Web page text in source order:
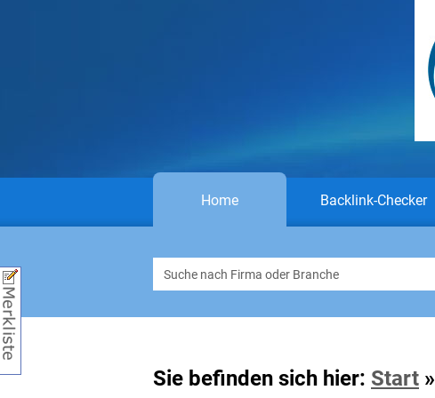
Home Backlink-Checker
Sie befinden sich hier: Start »